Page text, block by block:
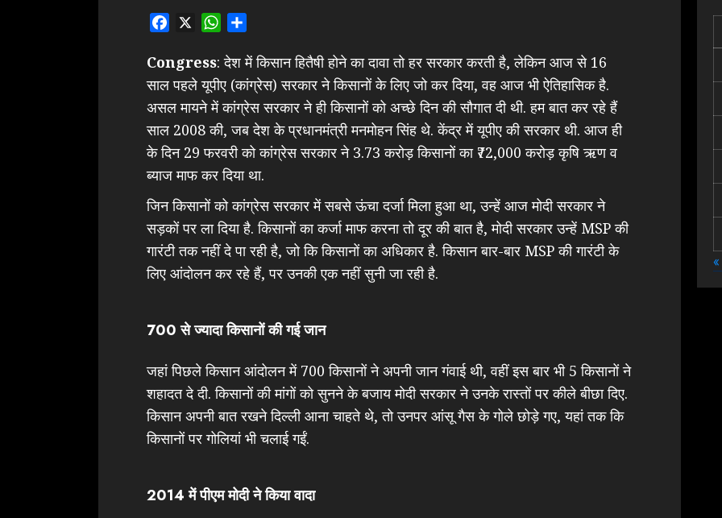
Facebook WhatsApp
Congress: देश में किसान हितैषी होने का दावा तो हर सरकार करती है, लेकिन आज से 16
साल पहले यूपीए (कांग्रेस) सरकार ने किसानों के लिए जो कर दिया, वह आज भी ऐतिहासिक है.
असल मायने में कांग्रेस सरकार ने ही किसानों को अच्छे दिन की सौगात दी थी. हम बात कर रहे हैं
साल 2008 की, जब देश के प्रधानमंत्री मनमोहन सिंह थे. केंद्र में यूपीए की सरकार थी. आज ही
के दिन 29 फरवरी को कांग्रेस सरकार ने 3.73 करोड़ किसानों का ₹72,000 करोड़ कृषि ऋण व
ब्याज माफ कर दिया था.
जिन किसानों को कांग्रेस सरकार में सबसे ऊंचा दर्जा मिला हुआ था, उन्हें आज मोदी सरकार ने
सड़कों पर ला दिया है. किसानों का कर्जा माफ करना तो दूर की बात है, मोदी सरकार उन्हें MSP की
गारंटी तक नहीं दे पा रही है, जो कि किसानों का अधिकार है. किसान बार-बार MSP की गारंटी के
लिए आंदोलन कर रहे हैं, पर उनकी एक नहीं सुनी जा रही है.
700 से ज्यादा किसानों की गई जान
जहां पिछले किसान आंदोलन में 700 किसानों ने अपनी जान गंवाई थी, वहीं इस बार भी 5 किसानों ने
शहादत दे दी. किसानों की मांगों को सुनने के बजाय मोदी सरकार ने उनके रास्तों पर कीले बीछा दिए.
किसान अपनी बात रखने दिल्ली आना चाहते थे, तो उनपर आंसू गैस के गोले छोड़े गए, यहां तक कि
किसानों पर गोलियां भी चलाई गईं.
2014 में पीएम मोदी ने किया वादा